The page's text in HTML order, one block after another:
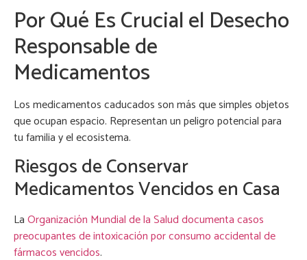
Por Qué Es Crucial el Desecho
Responsable de
Medicamentos
Los medicamentos caducados son más que simples objetos
que ocupan espacio. Representan un peligro potencial para
tu familia y el ecosistema.
Riesgos de Conservar
Medicamentos Vencidos en Casa
LaOrganización Mundial de la Salud documenta casos
preocupantes de intoxicación por consumo accidental de
fármacos vencidos.